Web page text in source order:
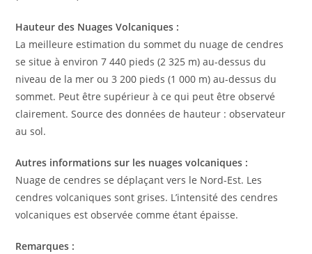
Hauteur des Nuages ​​Volcaniques :
La meilleure estimation du sommet du nuage de cendres
se situe à environ 7 440 pieds (2 325 m) au-dessus du
niveau de la mer ou 3 200 pieds (1 000 m) au-dessus du
sommet. Peut être supérieur à ce qui peut être observé
clairement. Source des données de hauteur : observateur
au sol.
Autres informations sur les nuages ​​volcaniques :
Nuage de cendres se déplaçant vers le Nord-Est. Les
cendres volcaniques sont grises. L’intensité des cendres
volcaniques est observée comme étant épaisse.
Remarques :